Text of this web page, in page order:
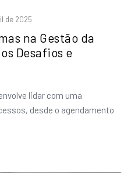
de 2025
na Gestão da
Desafios e
lidar com uma
desde o agendamento